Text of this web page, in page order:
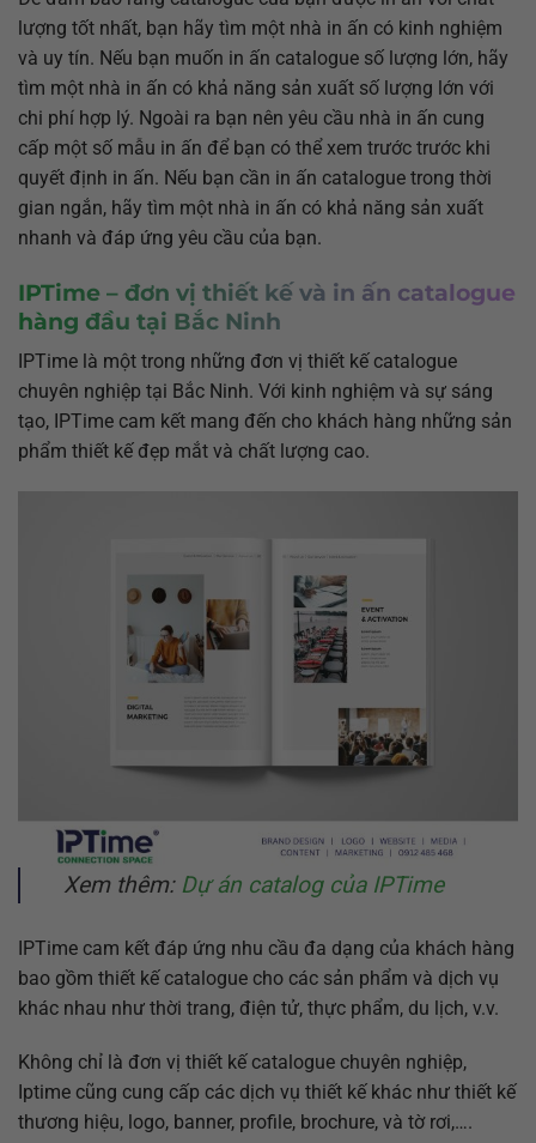
lượng tốt nhất, bạn hãy tìm một nhà in ấn có kinh nghiệm
và uy tín. Nếu bạn muốn in ấn catalogue số lượng lớn, hãy
tìm một nhà in ấn có khả năng sản xuất số lượng lớn với
chi phí hợp lý. Ngoài ra bạn nên yêu cầu nhà in ấn cung
cấp một số mẫu in ấn để bạn có thể xem trước trước khi
quyết định in ấn. Nếu bạn cần in ấn catalogue trong thời
gian ngắn, hãy tìm một nhà in ấn có khả năng sản xuất
nhanh và đáp ứng yêu cầu của bạn.
IPTime – đơn vị thiết kế và in ấn catalogue
hàng đầu tại Bắc Ninh
IPTime là một trong những đơn vị thiết kế catalogue
chuyên nghiệp tại Bắc Ninh. Với kinh nghiệm và sự sáng
tạo, IPTime cam kết mang đến cho khách hàng những sản
phẩm thiết kế đẹp mắt và chất lượng cao.
Xem thêm: Dự án catalog của IPTime
IPTime cam kết đáp ứng nhu cầu đa dạng của khách hàng
bao gồm thiết kế catalogue cho các sản phẩm và dịch vụ
khác nhau như thời trang, điện tử, thực phẩm, du lịch, v.v.
Không chỉ là đơn vị thiết kế catalogue chuyên nghiệp,
Iptime cũng cung cấp các dịch vụ thiết kế khác như thiết kế
thương hiệu, logo, banner, profile, brochure, và tờ rơi,….